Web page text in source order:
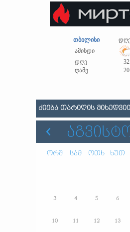
თბილისი
ამინდი
დღე
32
ღამე
20
ᲫᲘᲔᲑᲐ ᲗᲐᲠᲘᲦᲘᲡ
ორშ სამ ოთხ ხუთ
3 4 5 6
10 11 12 13